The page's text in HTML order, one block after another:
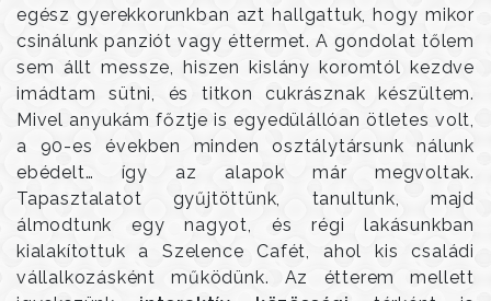
egész gyerekkorunkban azt hallgattuk, hogy mikor
csinálunk panziót vagy éttermet. A gondolat tőlem
sem állt messze, hiszen kislány koromtól kezdve
imádtam sütni, és titkon cukrásznak készültem.
Mivel anyukám főztje is egyedülállóan ötletes volt,
a 90-es években minden osztálytársunk nálunk
ebédelt… így az alapok már megvoltak.
Tapasztalatot gyűjtöttünk, tanultunk, majd
álmodtunk egy nagyot, és régi lakásunkban
kialakítottuk a Szelence Cafét, ahol kis családi
vállalkozásként működünk. Az étterem mellett